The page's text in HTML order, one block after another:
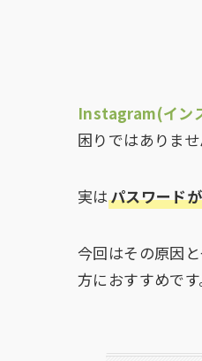
Instagram(イン
困りではありませ
実はパスワード
今回はその原因
方におすすめです